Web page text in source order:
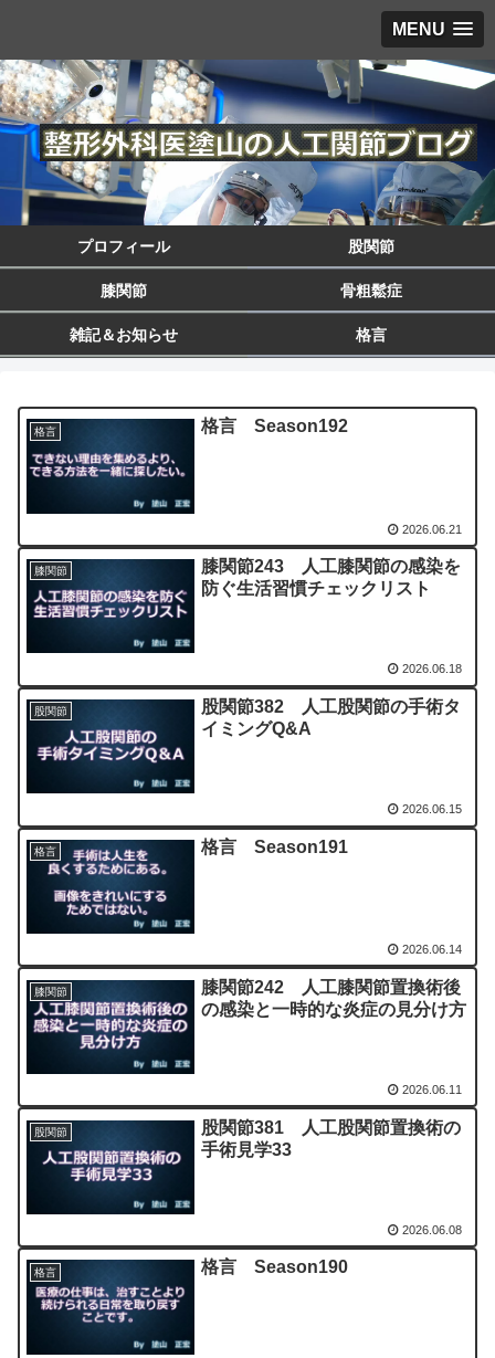
MENU
プロフィール 股関節
膝関節 骨粗鬆症
雑記＆お知らせ 格言
格言 格言 Season192
2026.06.21
膝関節
膝関節243 人工膝関節の感染を
防ぐ生活習慣チェックリスト
2026.06.18
股関節
股関節382 人工股関節の手術タ
イミングQ&A
2026.06.15
格言 格言 Season191
2026.06.14
膝関節
膝関節242 人工膝関節置換術後
の感染と一時的な炎症の見分け方
2026.06.11
股関節
股関節381 人工股関節置換術の
手術見学33
2026.06.08
格言 格言 Season190